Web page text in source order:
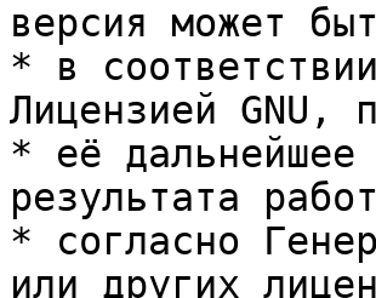
версия может
* в
Лицензией GNU,
* её дальнейшее
результата
* согласно
или других